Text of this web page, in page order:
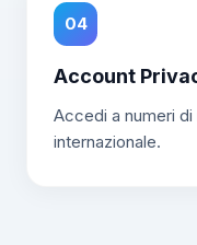
04
Account
Accedi a numeri
internazionale.